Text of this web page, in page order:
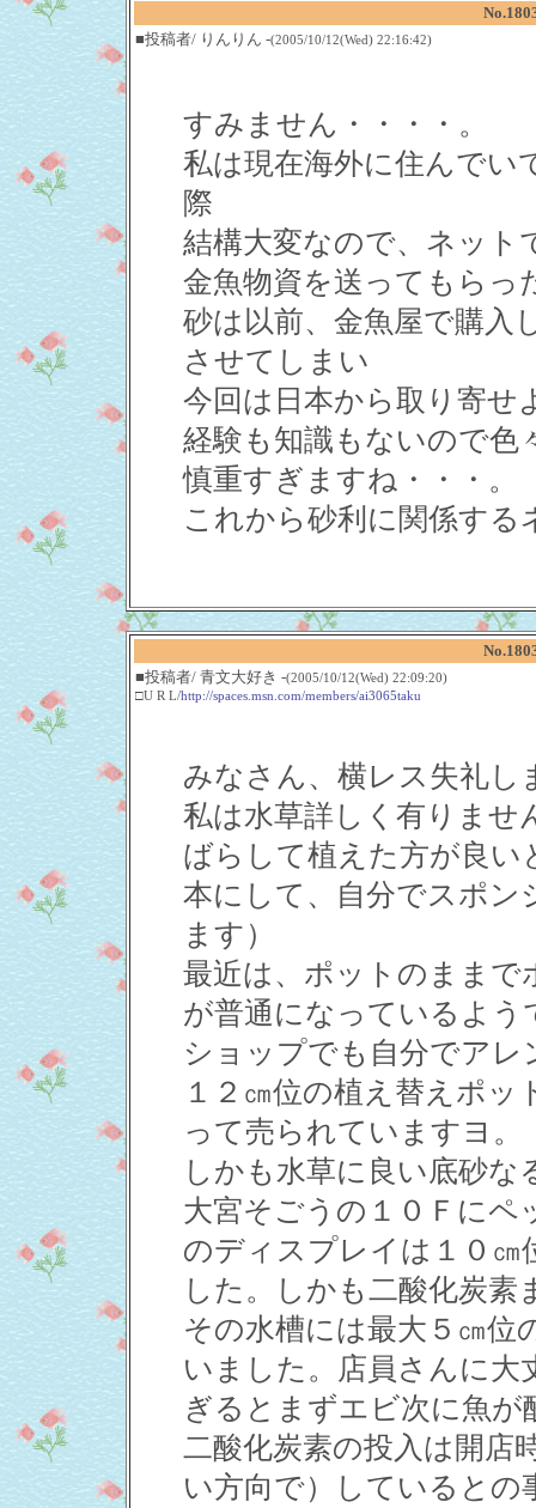
■投稿者/ りんりん -(2005/10/12(Wed) 22:16:42)
すみません・・・・。
私は現在海外に住んでい
際
結構大変なので、ネット
金魚物資を送ってもらっ
砂は以前、金魚屋で購入
させてしまい
今回は日本から取り寄せ
経験も知識もないので色
慎重すぎますね・・・。
これから砂利に関係す
■投稿者/ 青文大好き -(2005/10/12(Wed) 22:09:20)
□U R L/http://spaces.msn.com/members/ai3065taku
みなさん、横レス失礼し
私は水草詳しく有りませ
ばらして植えた方が良い
本にして、自分でスポン
ます）
最近は、ポットのままで
が普通になっているよう
ショップでも自分でアレ
１２㎝位の植え替えポ
って売られていますヨ。
しかも水草に良い底砂な
大宮そごうの１０Ｆに
のディスプレイは１０㎝
した。しかも二酸化炭素
その水槽には最大５㎝位
いました。店員さんに大
ぎるとまずエビ次に魚
二酸化炭素の投入は開店
い方向で）しているとの